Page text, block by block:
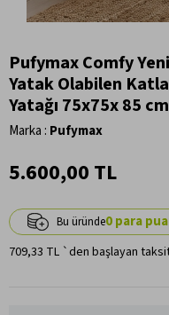
Pufymax Comfy
Yatak Olabilen
Yatağı 75x75x 85
Marka : Pufymax
5.600,00 TL
0
709,33 TL `den başlayan